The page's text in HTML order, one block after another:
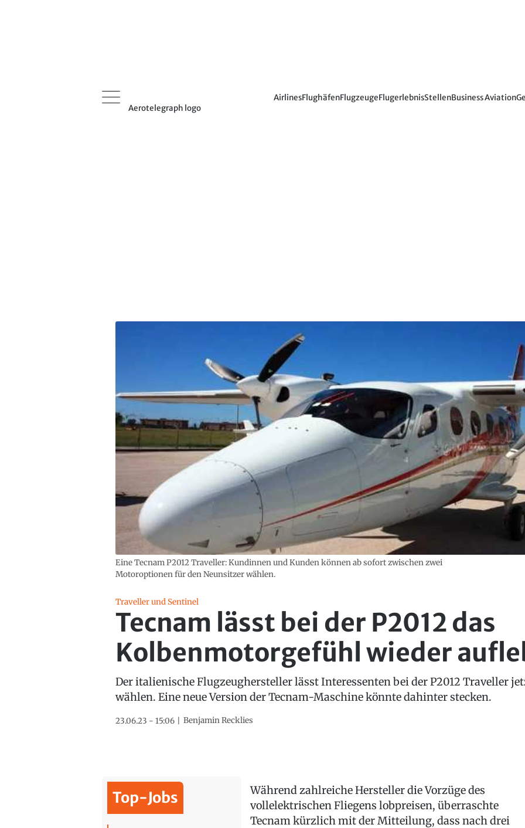
Aerotelegraph logo
AirlinesFlughäfenFlugzeugeFlugerlebnisStellenBusiness Aviation
Eine Tecnam P2012 Traveller: Kundinnen und Kunden können ab sofort zwischen zwei
Motoroptionen für den Neunsitzer wählen.
Traveller und Sentinel
Tecnam lässt bei der P2012 das
Kolbenmotorgefühl wieder
Der italienische Flugzeughersteller lässt Interessenten bei der P2012 Traveller
wählen. Eine neue Version der Tecnam-Maschine könnte dahinter stecken.
23.06.23 - 15:06 Benjamin Recklies
Top-Jobs
Während zahlreiche Hersteller die Vorzüge des
vollelektrischen Fliegens lobpreisen, überraschte
Tecnam kürzlich mit der Mitteilung, dass nach drei